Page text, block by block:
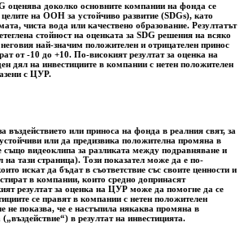
оценява доколко основните компании на фонда се
целите на ООН за устойчиво развитие (SDGs), като
чиста вода или качествено образование. Резултатът
стойност на оценката за SDG решения на всяко
най-значим положителен и отрицателен принос
от -10 до +10. По-високият резултат за оценка на
дял на инвестициите в компании с нетен положителен
с ЦУР.
въздействието или приноса на фонда в реалния свят, за
или да предизвика положителна промяна в
видеоклипа за разликата между подравняване и
на тази страница). Този показател може да е по-
искат да бъдат в съответствие със своите ценности и
в компании, които средно допринасят
резултат за оценка на ЦУР може да помогне да се
се правят в компании с нетен положителен
показва, че е настъпила някаква промяна в
в резултат на инвестицията.